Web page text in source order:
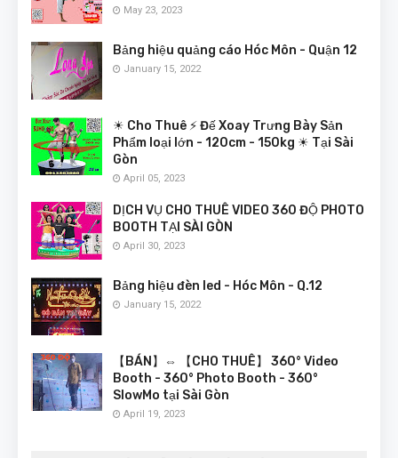
May 23, 2023
Bảng hiệu quảng cáo Hóc Môn - Quận 12
January 15, 2022
☀ Cho Thuê ⚡ Đế Xoay Trưng Bày Sản
Phẩm loại lớn - 120cm - 150kg ☀ Tại Sài
Gòn
April 05, 2023
DỊCH VỤ CHO THUÊ VIDEO 360 ĐỘ PHOTO
BOOTH TẠI SÀI GÒN
April 30, 2023
Bảng hiệu đèn led - Hóc Môn - Q.12
January 15, 2022
【BÁN】⇔ 【CHO THUÊ】 360° Video
Booth - 360° Photo Booth - 360°
SlowMo tại Sài Gòn
April 19, 2023